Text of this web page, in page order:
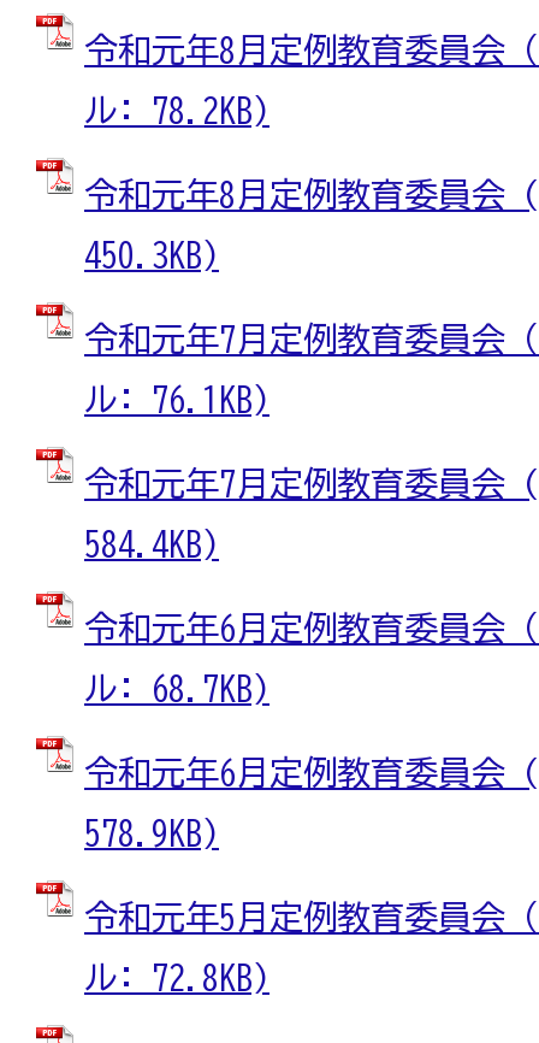
令和元年8月定例教育委員会
ル: 78.2KB)
令和元年8月定例教育委員会
450.3KB)
令和元年7月定例教育委員会
ル: 76.1KB)
令和元年7月定例教育委員会
584.4KB)
令和元年6月定例教育委員会
ル: 68.7KB)
令和元年6月定例教育委員会
578.9KB)
令和元年5月定例教育委員会
ル: 72.8KB)